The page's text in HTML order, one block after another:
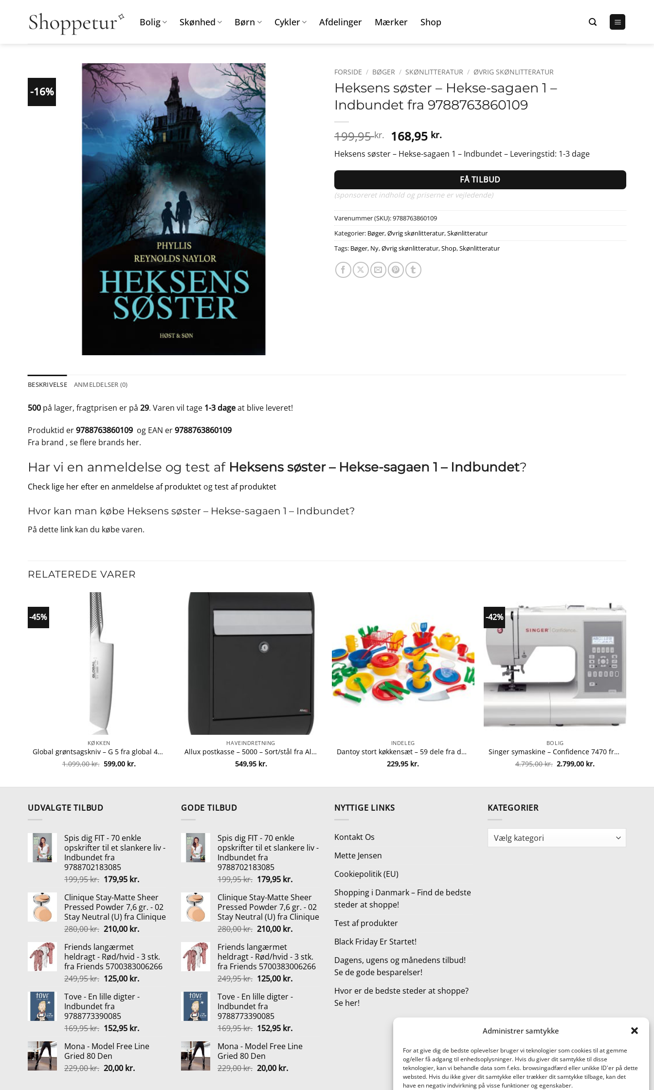
Administrer samtykke
For at give dig de bedste oplevelser bruger vi teknologier som cookies til at gemme
og/eller få adgang til enhedsoplysninger. Hvis du giver dit samtykke til disse
teknologier, kan vi behandle data som f.eks. browsingadfærd eller unikke ID'er på dette
websted. Hvis du ikke giver dit samtykke eller trækker dit samtykke tilbage, kan det
have en negativ indvirkning på visse funktioner og egenskaber.
Bolig Skønhed Børn Cykler Afdelinger Mærker Shop
-16%
FORSIDE / BØGER / SKØNLITTERATUR / ØVRIG SKØNLITTERATUR
Heksens søster – Hekse-sagaen 1 –
Indbundet fra 9788763860109
199,95kr. Den
oprindelige
pris
var:
168,95 kr.Den
aktuelle
pris
er:
168,95 kr..
Heksens søster – Hekse-sagaen 1 – Indbundet – Leveringstid: 1-3 dage
FÅ TILBUD
(sponsoreret indhold og priserne er vejledende)
Varenummer (SKU):9788763860109
Kategorier: Bøger,Øvrig skønlitteratur,Skønlitteratur
Tags: Bøger, Ny,Øvrig skønlitteratur,Shop,Skønlitteratur
BESKRIVELSE ANMELDELSER (0)
500 på lager, fragtprisen er på 29. Varen vil tage 1-3 dageat blive leveret!
Produktid er9788763860109 og EAN er9788763860109
Fra brand , se flere brands her.
Har vi en anmeldelse og test af Heksens søster – Hekse-sagaen 1 – Indbundet?
Check lige her efter en anmeldelse af produktet ogtest af produktet
Hvor kan man købe Heksens søster – Hekse-sagaen 1 – Indbundet?
På dette link kan du købe varen.
RELATEREDE VARER
-45%
KØKKEN
Global grøntsagskniv – G 5 fra global 4943691805485
1.099,00kr. Den
oprindelige
599,00 kr.Den
HAVEINDRETNING
Allux postkasse – 5000 – Sort/stål fra Allux 5701701605147
549,95 kr.
INDELEG
Dantoy stort køkkensæt – 59 dele fra dantoy 5701217042566
229,95 kr.
-42%
BOLIG
Singer symaskine – Confidence 7470 fra singer 4996856110016
4.795,00kr. Den
oprindelige
2.799,00 kr.
UDVALGTE TILBUD
Spis dig FIT - 70 enkle
opskrifter til et slankere liv -
Indbundet fra
9788702183085
199,95kr. Den
pris
var:
199,95 kr..
179,95 kr.Den
pris
er:
179,95 kr..
Clinique Stay-Matte Sheer
Pressed Powder 7,6 gr. - 02
Stay Neutral (U) fra Clinique
280,00kr. Den
pris
var:
280,00 kr..
210,00 kr.Den
er:
210,00 kr..
Friends langærmet
heldragt - Rød/hvid - 3 stk.
fra Friends 5700383006266
249,95kr. Den
pris
var:
249,95 kr..
125,00 kr.Den
pris
Tove - En lille digter -
Indbundet fra
9788773390085
169,95kr. Den
pris
var:
169,95 kr..
152,95 kr.Den
pris
Mona - Model Free Line
Gried 80 Den
229,00kr. Den
20,00 kr.Den
GODE TILBUD
Spis dig FIT - 70 enkle
opskrifter til et slankere liv -
Indbundet fra
9788702183085
199,95kr. Den
pris
var:
199,95 kr..
179,95 kr.Den
pris
er:
179,95 kr..
Clinique Stay-Matte Sheer
Pressed Powder 7,6 gr. - 02
Stay Neutral (U) fra Clinique
280,00kr. Den
pris
var:
280,00 kr..
210,00 kr.Den
er:
210,00 kr..
Friends langærmet
heldragt - Rød/hvid - 3 stk.
fra Friends 5700383006266
249,95kr. Den
pris
var:
249,95 kr..
125,00 kr.Den
pris
Tove - En lille digter -
Indbundet fra
9788773390085
169,95kr. Den
pris
var:
169,95 kr..
152,95 kr.Den
pris
Mona - Model Free Line
Gried 80 Den
229,00kr. Den
20,00 kr.Den
NYTTIGE LINKS
Kontakt Os
Mette Jensen
Cookiepolitik (EU)
Shopping i Danmark – Find de bedste
steder at shoppe!
Test af produkter
Black Friday Er Startet!
Dagens, ugens og månedens tilbud!
Se de gode besparelser!
Hvor er de bedste steder at shoppe?
Se her!
KATEGORIER
Kategorier